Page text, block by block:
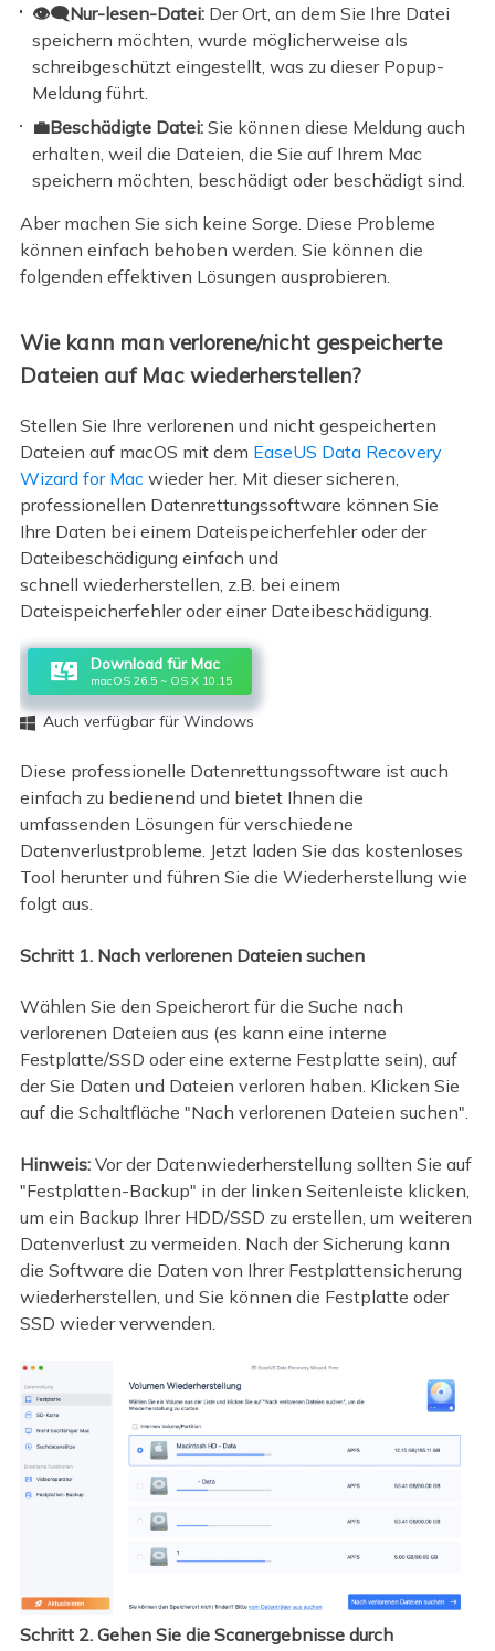
👁️‍🗨️Nur-lesen-Datei: Der Ort, an dem Sie Ihre Datei
speichern möchten, wurde möglicherweise als
schreibgeschützt eingestellt, was zu dieser Popup-
Meldung führt.
💼Beschädigte Datei: Sie können diese Meldung auch
erhalten, weil die Dateien, die Sie auf Ihrem Mac
speichern möchten, beschädigt oder beschädigt sind.
Aber machen Sie sich keine Sorge. Diese Probleme
können einfach behoben werden. Sie können die
folgenden effektiven Lösungen ausprobieren.
Wie kann man verlorene/nicht gespeicherte
Dateien auf Mac wiederherstellen?
Stellen Sie Ihre verlorenen und nicht gespeicherten
Dateien auf macOS mit dem EaseUS Data Recovery
Wizard for Mac wieder her. Mit dieser sicheren,
professionellen Datenrettungssoftware können Sie
Ihre Daten bei einem Dateispeicherfehler oder der
Dateibeschädigung einfach und
schnell wiederherstellen, z.B. bei einem
Dateispeicherfehler oder einer Dateibeschädigung.
Download für Mac
macOS 26.5 ~ OS X 10.15
 Auch verfügbar für Windows
Diese professionelle Datenrettungssoftware ist auch
einfach zu bedienend und bietet Ihnen die
umfassenden Lösungen für verschiedene
Datenverlustprobleme. Jetzt laden Sie das kostenloses
Tool herunter und führen Sie die Wiederherstellung wie
folgt aus.
Schritt 1. Nach verlorenen Dateien suchen
Wählen Sie den Speicherort für die Suche nach
verlorenen Dateien aus (es kann eine interne
Festplatte/SSD oder eine externe Festplatte sein), auf
der Sie Daten und Dateien verloren haben. Klicken Sie
auf die Schaltfläche "Nach verlorenen Dateien suchen".
Hinweis: Vor der Datenwiederherstellung sollten Sie auf
"Festplatten-Backup" in der linken Seitenleiste klicken,
um ein Backup Ihrer HDD/SSD zu erstellen, um weiteren
Datenverlust zu vermeiden. Nach der Sicherung kann
die Software die Daten von Ihrer Festplattensicherung
wiederherstellen, und Sie können die Festplatte oder
SSD wieder verwenden.
Schritt 2. Gehen Sie die Scanergebnisse durch